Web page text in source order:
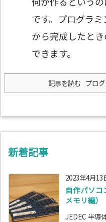
です。プログラミン
から完成したとき
できます。
記事を読む プロ
新着記事
2023年4月13
自作パソ
メモリ編）
JEDEC 半導